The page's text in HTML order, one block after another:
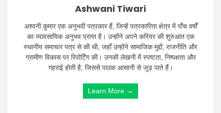
Ashwani Tiwari
अश्वनी कुमार एक अनुभवी पत्रकार हैं, जिन्हें पत्रकारिता क्षेत्र में पाँच वर्षों
का व्यावसायिक अनुभव प्राप्त है। उन्होंने अपने करियर की शुरुआत एक
स्थानीय समाचार पत्र से की थी, जहाँ उन्होंने सामाजिक मुद्दों, राजनीति और
ग्रामीण विकास पर रिपोर्टिंग की। उनकी लेखनी में स्पष्टता, निष्पक्षता और
गहराई होती है, जिससे पाठक आसानी से जुड़ पाते हैं।
Learn More →